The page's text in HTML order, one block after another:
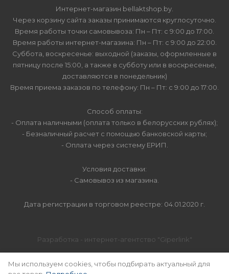
Интернет-магазин bellaktshop.by.
Через корзину сайта заказы принимаются круглосуточно.
Время работы точки самовывоза: Пн – Пт: с 9:00 до 17:00.
Время работы интернет-магазина: Пн – Пт: с 9:00 до 22:00.
Суббота, воскресенье: выходной (заказы, оформленные в
пятницу после 15:00, а также в субботу или в воскресенье,
доставляются в понедельник)
Время приема заказов по телефону: Пн – Пт: с 9:00 до 17:00.
Способ оплаты:
- Оплата наличными (оплата только в белорусских рублях);
- Безналичный расчет с помощью банковской карты;
- Оплата через систему ЕРИП.
Условия доставки:
- Самовывоз из магазина.
Дата регистрации в торговом реестре: 04.01.2020 г.
Разработка - интернет-агентство "Giperlink"
SEO-продвижение -"MABLES"
Мы используем cookies, чтобы подбирать актуальный для